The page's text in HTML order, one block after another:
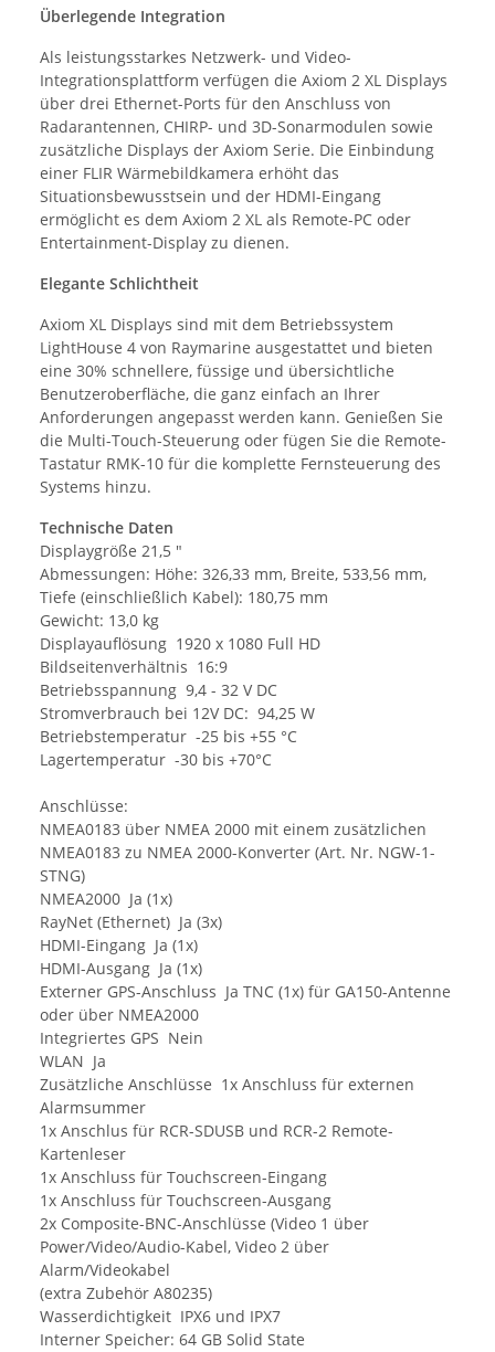
Überlegende Integration
Als leistungsstarkes Netzwerk- und Video-
Integrationsplattform verfügen die Axiom 2 XL Displays
über drei Ethernet-Ports für den Anschluss von
Radarantennen, CHIRP- und 3D-Sonarmodulen sowie
zusätzliche Displays der Axiom Serie. Die Einbindung
einer FLIR Wärmebildkamera erhöht das
Situationsbewusstsein und der HDMI-Eingang
ermöglicht es dem Axiom 2 XL als Remote-PC oder
Entertainment-Display zu dienen.
Elegante Schlichtheit
Axiom XL Displays sind mit dem Betriebssystem
LightHouse 4 von Raymarine ausgestattet und bieten
eine 30% schnellere, füssige und übersichtliche
Benutzeroberfläche, die ganz einfach an Ihrer
Anforderungen angepasst werden kann. Genießen Sie
die Multi-Touch-Steuerung oder fügen Sie die Remote-
Tastatur RMK-10 für die komplette Fernsteuerung des
Systems hinzu.
Technische Daten
Displaygröße 21,5 "
Abmessungen: Höhe: 326,33 mm, Breite, 533,56 mm,
Tiefe (einschließlich Kabel): 180,75 mm
Gewicht: 13,0 kg
Displayauflösung 1920 x 1080 Full HD
Bildseitenverhältnis 16:9
Betriebsspannung 9,4 - 32 V DC
Stromverbrauch bei 12V DC: 94,25 W
Betriebstemperatur -25 bis +55 °C
Lagertemperatur -30 bis +70°C
Anschlüsse:
NMEA0183 über NMEA 2000 mit einem zusätzlichen
NMEA0183 zu NMEA 2000-Konverter (Art. Nr. NGW-1-
STNG)
NMEA2000 Ja (1x)
RayNet (Ethernet) Ja (3x)
HDMI-Eingang Ja (1x)
HDMI-Ausgang Ja (1x)
Externer GPS-Anschluss Ja TNC (1x) für GA150-Antenne
oder über NMEA2000
Integriertes GPS Nein
WLAN Ja
Zusätzliche Anschlüsse 1x Anschluss für externen
Alarmsummer
1x Anschlus für RCR-SDUSB und RCR-2 Remote-
Kartenleser
1x Anschluss für Touchscreen-Eingang
1x Anschluss für Touchscreen-Ausgang
2x Composite-BNC-Anschlüsse (Video 1 über
Power/Video/Audio-Kabel, Video 2 über
Alarm/Videokabel
(extra Zubehör A80235)
Wasserdichtigkeit IPX6 und IPX7
Interner Speicher: 64 GB Solid State